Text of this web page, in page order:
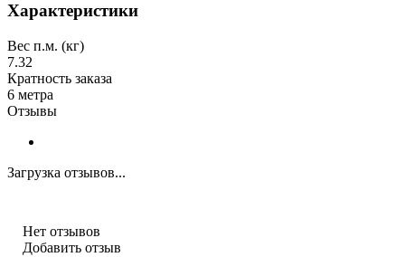
Характеристики
Вес п.м. (кг)
7.32
Кратность заказа
6 метра
Отзывы
Загрузка отзывов...
Нет отзывов
Добавить отзыв